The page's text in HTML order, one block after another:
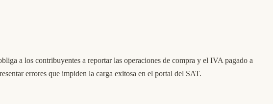
a los contribuyentes a reportar las operaciones de compra y el IVA pagado a
errores que impiden la carga exitosa en el portal del SAT.